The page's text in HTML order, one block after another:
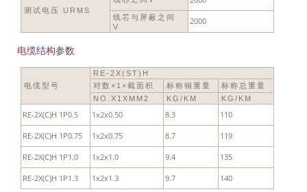
测试电压 URMS
线芯与屏蔽之间
V
2000
电缆结构参数
电缆型号
RE-2X(ST)H
对数×1×截面积
标称铜重量
标称总重量
NO.X1XMM2
KG/KM KG/KM
RE-2X(C)H 1P0.5 1x2x0.50 8.3 110
RE-2X(C)H 1P0.75 1x2x0.75 8.7 119
RE-2X(C)H 1P1.0 1x2x1.0 9.4 135
RE-2X(C)H 1P1.3 1x2x1.3 9.7 140